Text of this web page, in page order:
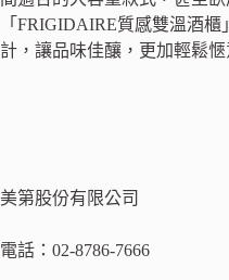
「 FRIGIDAIRE質感雙溫酒櫃
計，讓品味佳釀，更加輕鬆愜
美第股份有限公司
電話： 02-8786-7666